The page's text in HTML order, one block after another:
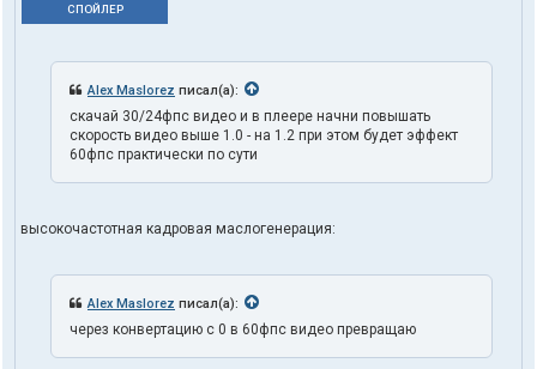
СПОЙЛЕР
Alex Maslorez писал(а):
скачай 30/24фпс видео и в плеере начни повышать
скорость видео выше 1.0 - на 1.2 при этом будет эффект
60фпс практически по сути
высокочастотная кадровая маслогенерация:
Alex Maslorez писал(а):
через конвертацию с 0 в 60фпс видео превращаю